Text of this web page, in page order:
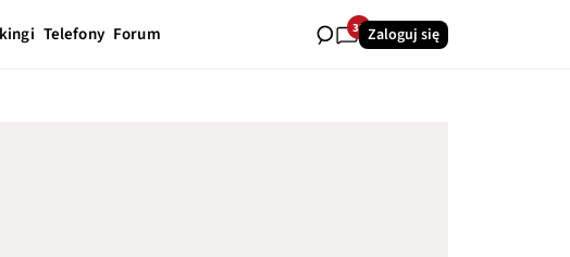
Telefony Forum 32Zaloguj się